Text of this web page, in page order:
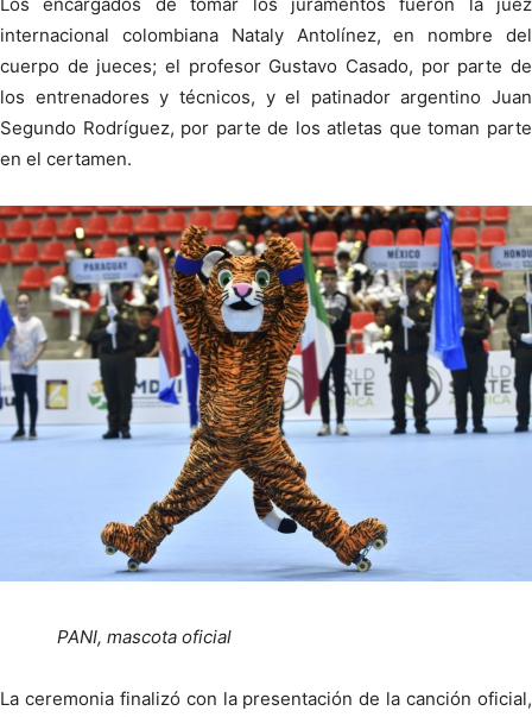
internacional colombiana Nataly Antolínez, en nombre del
cuerpo de jueces; el profesor Gustavo Casado, por parte de
los entrenadores y técnicos, y el patinador argentino Juan
Segundo Rodríguez, por parte de los atletas que toman parte
en el certamen.
PANI, mascota oficial
La ceremonia finalizó con la presentación de la canción oficial,